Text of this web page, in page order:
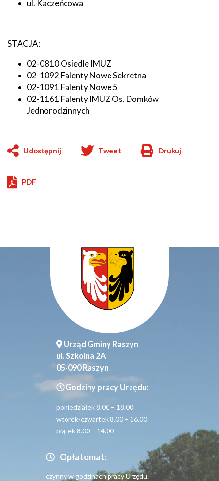
ul. Kaczeńcowa
STACJA:
02-0810 Osiedle IMUZ
02-1092 Falenty Nowe Sekretna
02-1091 Falenty Nowe 5
02-1161 Falenty IMUZ Os. Domków
Jednorodzinnych
Udostępnij Tweet
Will
Drukuj
PDF
Urząd Gminy Raszyn
ul. Szkolna 2A
05-090 Raszyn
Godziny pracy Urzędu:
poniedziałek 8.00 – 18.00
wtorek-czwartek 8.00 – 16.00
piątek 8.00 – 14.00
Opłatomat:
czynny w godzinach pracy Urzędu.